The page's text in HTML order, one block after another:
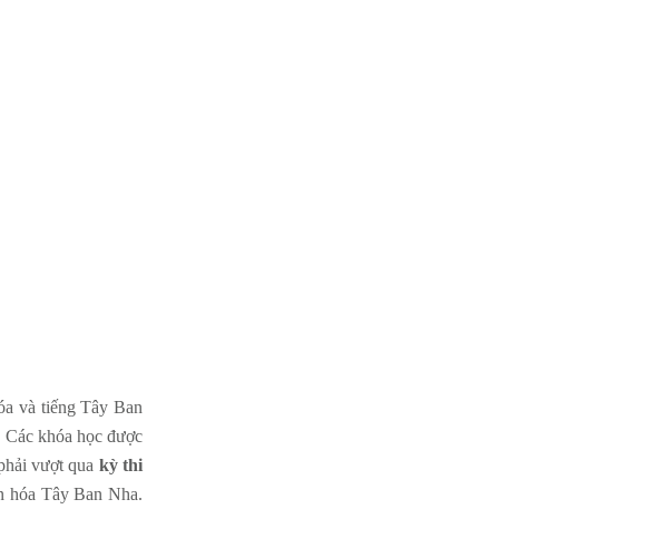
và tiếng Tây Ban
khóa học được
vượt qua kỳ thi
hóa Tây Ban Nha.